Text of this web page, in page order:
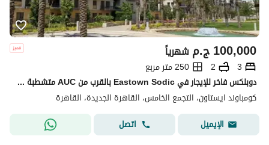
ج.م100,000 شهرياً
3
2
250 متر مربع
دوبلكس فاخر للإيجار في Eastown Sodic بالقرب من AUC متشطبة سوبر لوكس بالمطبخ التجمع الخامس new cairo
كومباوند ايستاون، التجمع الخامس، القاهرة الجديدة، القاهرة
الإيميل
اتصل